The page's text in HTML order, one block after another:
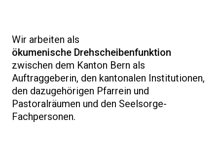
Wir arbeiten als
ökumenische Drehscheibenfunktion
zwischen dem Kanton Bern als
Auftraggeberin, den kantonalen Institutionen,
den dazugehörigen Pfarrein und
Pastoralräumen und den Seelsorge-
Fachpersonen.